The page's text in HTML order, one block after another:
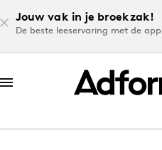
Jouw vak in je broekzak!
De beste leeservaring met de app